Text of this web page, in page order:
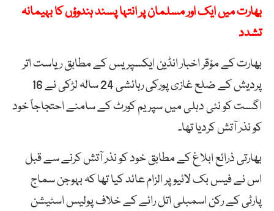
بھارت میں ایک اور مسلمان پر انتہا پسند ہندوؤں کا بہیمانہ
تشدد
بھارت کے مؤقر اخبار انڈین ایکسپریس کے مطابق ریاست اتر
پردیش کے ضلع غازی پورکی رہائشی 24 سالہ لڑکی نے 16
اگست کو نئی دہلی میں سپریم کورٹ کے سامنے احتجاجاً خود
کو نذر آتش کردیا تھا۔
بھارتی ذرائع ابلاغ کے مطابق خود کو نذر آتش کرنے سے قبل
اس نے فیس بک لائیو پر الزام عائد کیا تھا کہ بہوجن سماج
پارٹی کے رکن اسمبلی اتل رائے کے خلاف پولیس اسٹیشن